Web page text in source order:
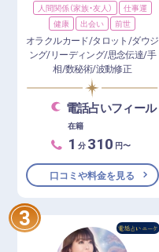
人間関係（家族・友人）
仕事運
健康
出会い 前世
オラクルカード/タロット/ダウジ
ング/リーディング/思念伝達/手
相/数秘術/波動修正
電話占いフィール
在籍
1 分 310 円〜
口コミや料金を見る
3